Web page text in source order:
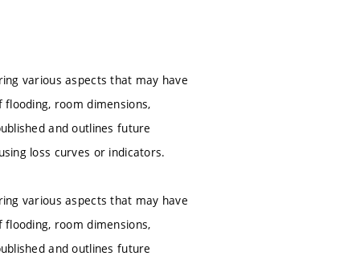
various aspects that may have
room dimensions,
and outlines future
loss curves or indicators.
various aspects that may have
room dimensions,
and outlines future